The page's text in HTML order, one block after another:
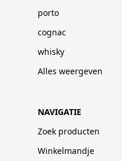
porto
cognac
whisky
Alles weergeven
NAVIGATIE
Zoek producten
Winkelmandje